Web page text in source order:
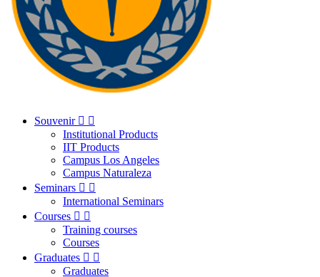
Souvenir  
Institutional Products
IIT Products
Campus Los Angeles
Campus Naturaleza
Seminars  
International Seminars
Courses  
Training courses
Courses
Graduates  
Graduates